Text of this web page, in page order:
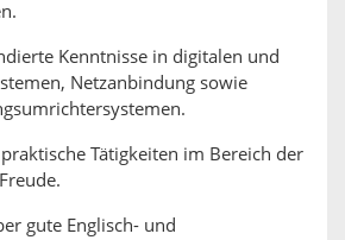
Kenntnisse in digitalen und
Netzanbindung sowie
Tätigkeiten im Bereich der
gute Englisch- und